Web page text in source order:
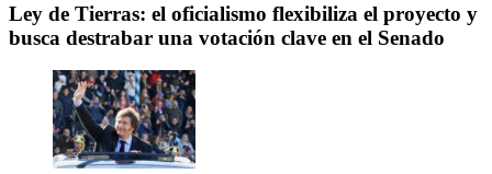
Ley de Tierras: el oficialismo flexibiliza el proyecto y
busca destrabar una votación clave en el Senado